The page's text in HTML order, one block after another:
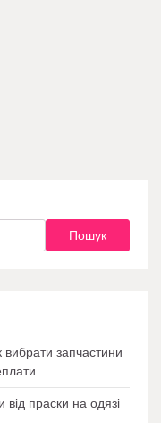
Пошук
запчастини
праски на одязі